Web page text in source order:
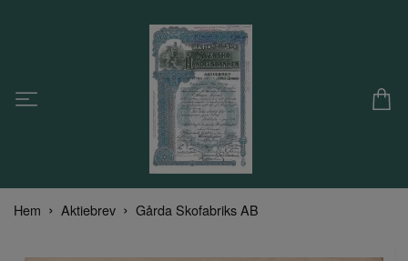
Hem Aktiebrev Gårda Skofabriks AB